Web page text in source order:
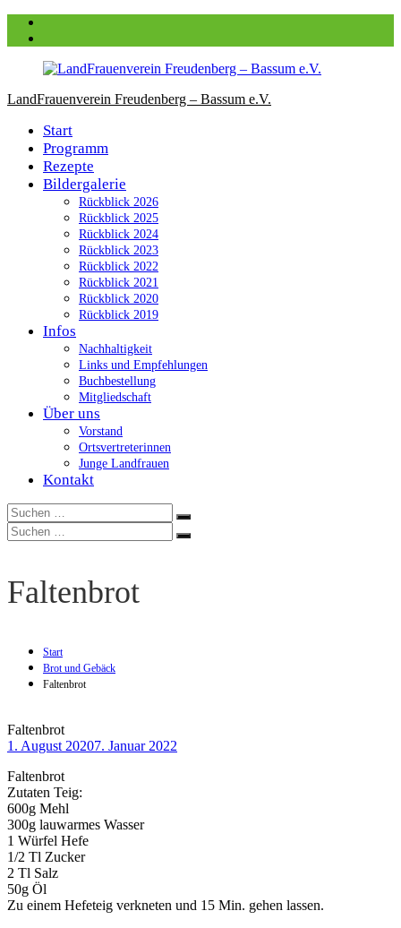
Zum
Inhalt
LandFrauenverein Freudenberg – Bassum e.V.
Start
Programm
Rezepte
Bildergalerie
Rückblick 2026
Rückblick 2025
Rückblick 2024
Rückblick 2023
Rückblick 2022
Rückblick 2021
Rückblick 2020
Rückblick 2019
Infos
Nachhaltigkeit
Links und Empfehlungen
Buchbestellung
Mitgliedschaft
Über uns
Vorstand
Ortsvertreterinnen
Junge Landfrauen
Kontakt
Suchen
nach:
Suchen
Suchen
nach:
Suchen
Faltenbrot
Start
Brot und Gebäck
Faltenbrot
Faltenbrot
1. August 20207. Januar 2022
Faltenbrot
Zutaten Teig:
600g Mehl
300g lauwarmes Wasser
1 Würfel Hefe
1/2 Tl Zucker
2 Tl Salz
50g Öl
Zu einem Hefeteig verkneten und 15 Min. gehen lassen.